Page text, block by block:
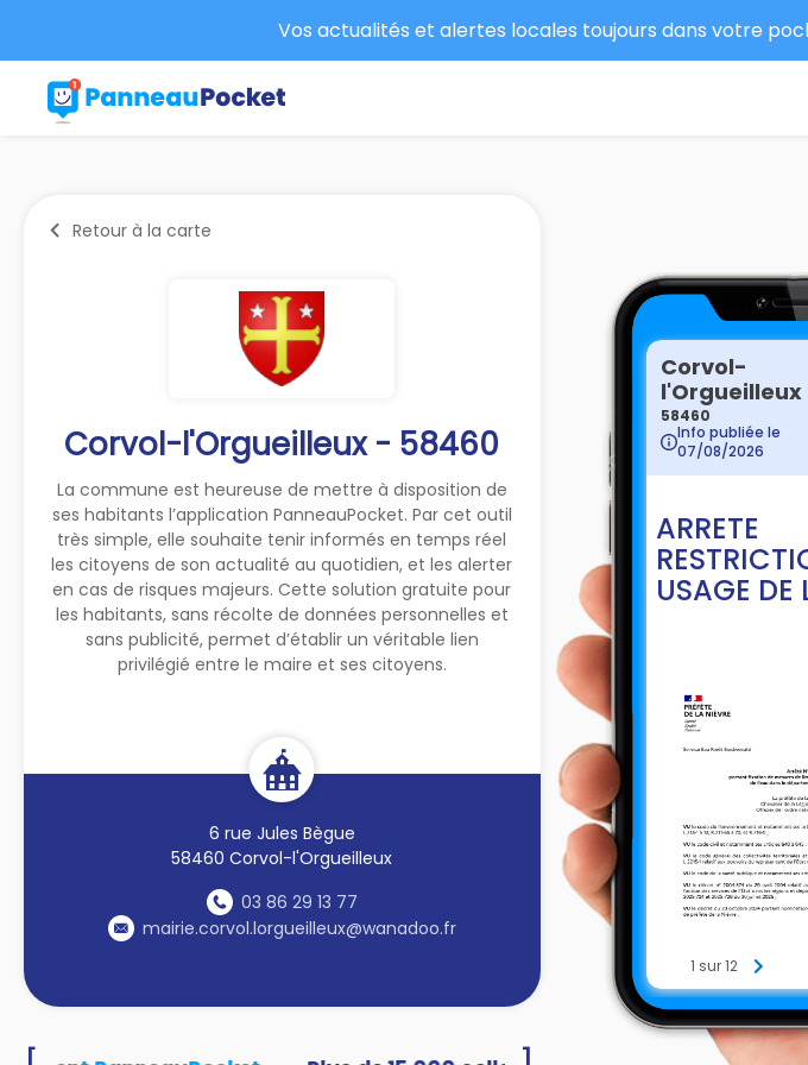
Vos actualités et alertes locales toujours dans votre
Retour à la carte
Corvol-l'Orgueilleux - 58460
La commune est heureuse de mettre à disposition de
ses habitants l’application PanneauPocket. Par cet outil
très simple, elle souhaite tenir informés en temps réel
les citoyens de son actualité au quotidien, et les alerter
en cas de risques majeurs. Cette solution gratuite pour
les habitants, sans récolte de données personnelles et
sans publicité, permet d’établir un véritable lien
privilégié entre le maire et ses citoyens.
6 rue Jules Bègue
58460 Corvol-l'Orgueilleux
03 86 29 13 77
mairie.corvol.lorgueilleux@wanadoo.fr
Corvol-
l'Orgueilleux
58460
Info publiée le
07/08/2026
ARRETE
USAGE DE
1 sur 12